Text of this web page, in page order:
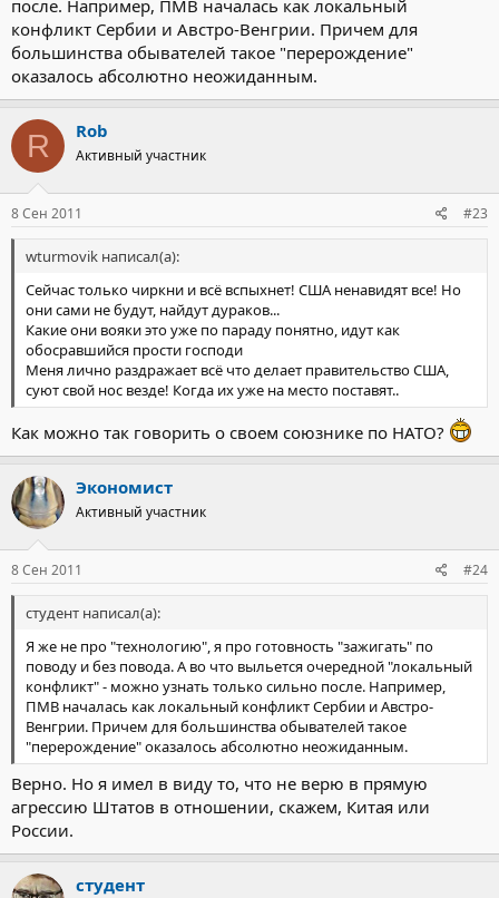
после. Например, ПМВ началась как локальный
конфликт Сербии и Австро-Венгрии. Причем для
большинства обывателей такое "перерождение"
оказалось абсолютно неожиданным.
R Rob
Активный участник
8 Сен 2011 #23
wturmovik написал(а):
Сейчас только чиркни и всё вспыхнет! США ненавидят все! Но
они сами не будут, найдут дураков...
Какие они вояки это уже по параду понятно, идут как
обосравшийся прости господи
Меня лично раздражает всё что делает правительство США,
суют свой нос везде! Когда их уже на место поставят..
Как можно так говорить о своем союзнике по НАТО?
Экономист
Активный участник
8 Сен 2011 #24
студент написал(а):
Я же не про "технологию", я про готовность "зажигать" по
поводу и без повода. А во что выльется очередной "локальный
конфликт" - можно узнать только сильно после. Например,
ПМВ началась как локальный конфликт Сербии и Австро-
Венгрии. Причем для большинства обывателей такое
"перерождение" оказалось абсолютно неожиданным.
Верно. Но я имел в виду то, что не верю в прямую
агрессию Штатов в отношении, скажем, Китая или
России.
студент